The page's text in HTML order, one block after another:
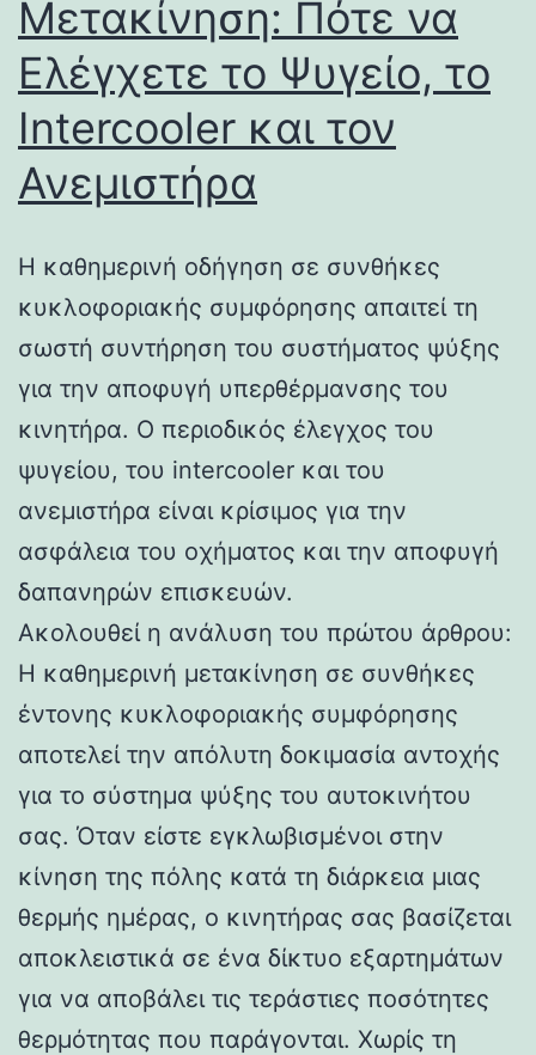
Μετακίνηση: Πότε να
Ελέγχετε το Ψυγείο, το
Intercooler και τον
Ανεμιστήρα
Η καθημερινή οδήγηση σε συνθήκες
κυκλοφοριακής συμφόρησης απαιτεί τη
σωστή συντήρηση του συστήματος ψύξης
για την αποφυγή υπερθέρμανσης του
κινητήρα. Ο περιοδικός έλεγχος του
ψυγείου, του intercooler και του
ανεμιστήρα είναι κρίσιμος για την
ασφάλεια του οχήματος και την αποφυγή
δαπανηρών επισκευών.
Ακολουθεί η ανάλυση του πρώτου άρθρου:
Η καθημερινή μετακίνηση σε συνθήκες
έντονης κυκλοφοριακής συμφόρησης
αποτελεί την απόλυτη δοκιμασία αντοχής
για το σύστημα ψύξης του αυτοκινήτου
σας. Όταν είστε εγκλωβισμένοι στην
κίνηση της πόλης κατά τη διάρκεια μιας
θερμής ημέρας, ο κινητήρας σας βασίζεται
αποκλειστικά σε ένα δίκτυο εξαρτημάτων
για να αποβάλει τις τεράστιες ποσότητες
θερμότητας που παράγονται. Χωρίς τη